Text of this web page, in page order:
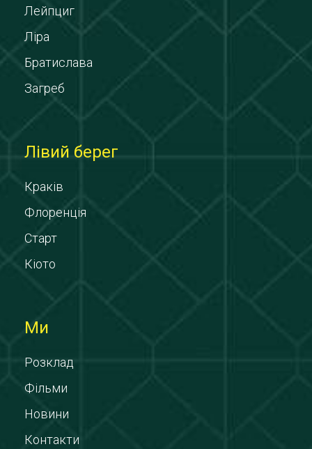
Лейпциг
Ліра
Братислава
Загреб
Лівий берег
Краків
Флоренція
Старт
Кіото
Ми
Розклад
Фільми
Новини
Контакти